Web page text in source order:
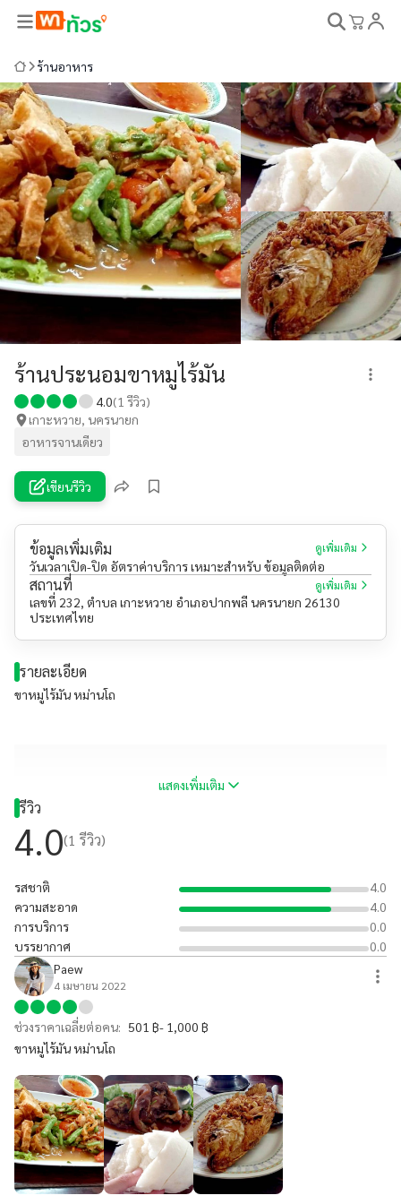
ร้านอาหาร
ร้านประนอมขาหมูไร้มัน
4.0(1 รีวิว)
เกาะหวาย, นครนายก
อาหารจานเดียว
เขียนรีวิว
ข้อมูลเพิ่มเติม ดูเพิ่มเติม
วันเวลาเปิด-ปิด อัตราค่าบริการ เหมาะสำหรับ ข้อมูลติดต่อ
สถานที่ ดูเพิ่มเติม
เลขที่ 232, ตำบล เกาะหวาย อำเภอปากพลี นครนายก 26130
ประเทศไทย
รายละเอียด
ขาหมูไร้มัน หม่านโถ
แสดงเพิ่มเติม
รีวิว
4.0(1 รีวิว)
รสชาติ
4.0
ความสะอาด
4.0
การบริการ
0.0
บรรยากาศ
0.0
Paew
4 เมษายน 2022
ช่วงราคาเฉลี่ยต่อคน: 501 ฿- 1,000 ฿
ขาหมูไร้มัน หม่านโถ